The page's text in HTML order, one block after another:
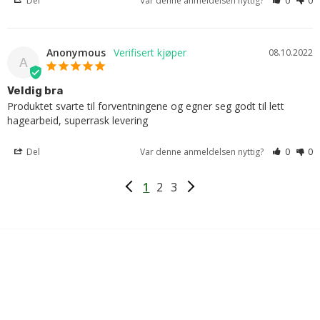
A
08.10.2022
Anonymous
Veldig bra
Produktet svarte til forventningene og egner seg godt til lett
hagearbeid, superrask levering
Del Var denne anmeldelsen nyttig? 0 0
1 2 3